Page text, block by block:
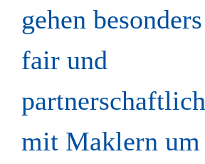
gehen besonders
fair und
partnerschaftlich
mit Maklern um